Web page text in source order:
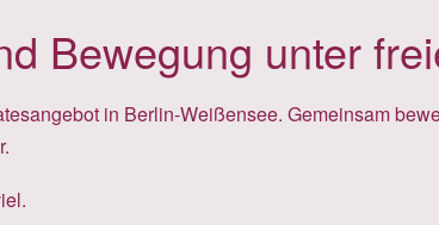
Bewegung unter
in Berlin-Weißensee. Gemeinsam